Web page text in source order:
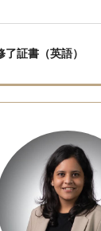
用
見込者対象 持田
証書（英語）